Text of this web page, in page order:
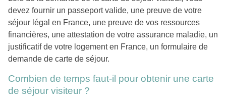
devez fournir un passeport valide, une preuve de votre
séjour légal en France, une preuve de vos ressources
financières, une attestation de votre assurance maladie, un
justificatif de votre logement en France, un formulaire de
demande de carte de séjour.
Combien de temps faut-il pour obtenir une carte
de séjour visiteur ?